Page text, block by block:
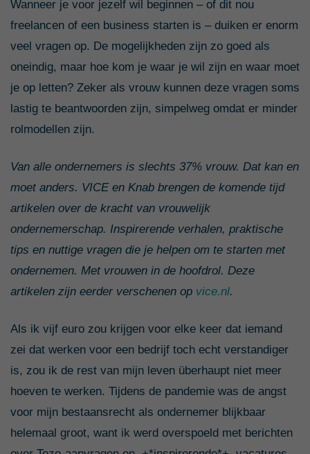
Wanneer je voor jezelf wil beginnen – of dit nou
freelancen of een business starten is – duiken er enorm
veel vragen op. De mogelijkheden zijn zo goed als
oneindig, maar hoe kom je waar je wil zijn en waar moet
je op letten? Zeker als vrouw kunnen deze vragen soms
lastig te beantwoorden zijn, simpelweg omdat er minder
rolmodellen zijn.
Van alle ondernemers is slechts 37% vrouw. Dat kan en
moet anders. VICE en Knab brengen de komende tijd
artikelen over de kracht van vrouwelijk
ondernemerschap. Inspirerende verhalen, praktische
tips en nuttige vragen die je helpen om te starten met
ondernemen. Met vrouwen in de hoofdrol. Deze
artikelen zijn eerder verschenen op vice.nl.
Als ik vijf euro zou krijgen voor elke keer dat iemand
zei dat werken voor een bedrijf toch echt verstandiger
is, zou ik de rest van mijn leven überhaupt niet meer
hoeven te werken. Tijdens de pandemie was de angst
voor mijn bestaansrecht als ondernemer blijkbaar
helemaal groot, want ik werd overspoeld met berichten